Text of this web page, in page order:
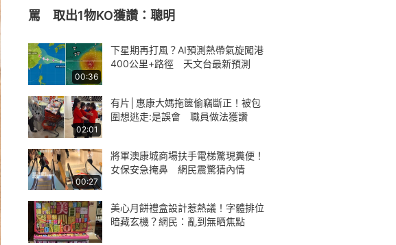
罵 取出1物KO獲讚：聰明
00:36
下星期再打風？AI預測熱帶氣旋闖港
400公里+路徑 天文台最新預測
02:01
有片│惠康大媽拖篋偷竊斷正！被包
圍想逃走:是誤會 職員做法獲讚
00:27
將軍澳康城商場扶手電梯驚現糞便！
女保安急掩鼻 網民震驚猜內情
美心月餅禮盒設計惹熱議！字體排位
暗藏玄機？網民：亂到無晒焦點